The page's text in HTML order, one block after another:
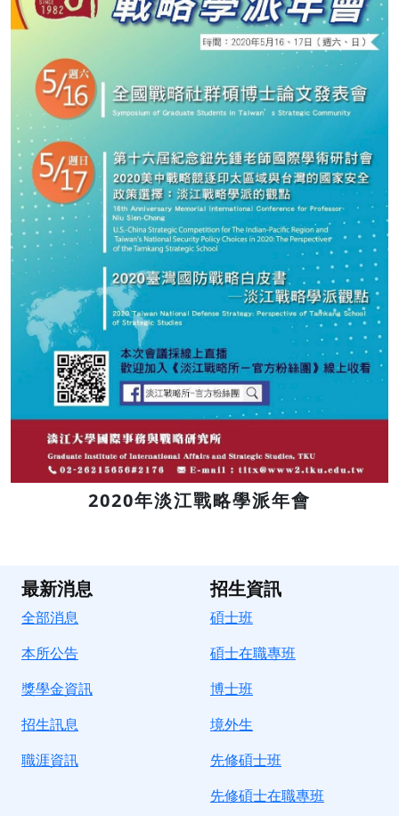
2020年淡江戰略學派年會
最新消息
全部消息
本所公告
獎學金資訊
招生訊息
職涯資訊
招生資訊
碩士班
碩士在職專班
博士班
境外生
先修碩士班
先修碩士在職專班